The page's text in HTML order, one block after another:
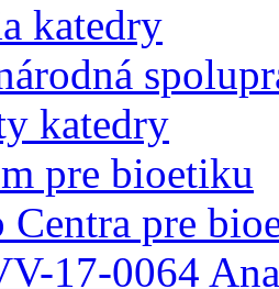
katedry
katedry
pre bioetiku
Centra pre
17-0064